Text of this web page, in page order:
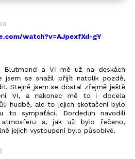
watch?v=AJpexfXd-gY
a VI mě už na deskách
jsem se snažil přijít natolik pozdě,
Stejně jsem se dostal zřejmě ještě
VI, a nakonec mě to i docela
hudbě, ale to jejich skotačení bylo
to sympaťáci. Dordeduh navodili
atmosféru a, jak už bylo řečeno,
jejich vystoupení bylo působivé.